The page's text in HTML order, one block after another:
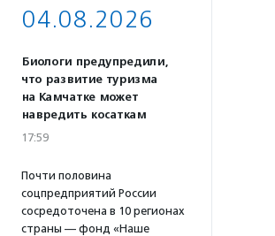
04.08.2026
Биологи предупредили,
что развитие туризма
на Камчатке может
навредить косаткам
17:59
Почти половина
соцпредприятий России
сосредоточена в 10 регионах
страны — фонд «Наше